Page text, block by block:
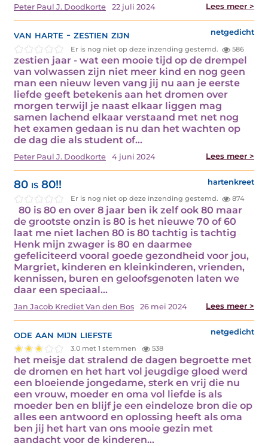
Peter Paul J. Doodkorte 22 juli 2024 Lees meer >
van harte - zestien zijn netgedicht
Er is nog niet op deze inzending gestemd. 586
zestien jaar - wat een mooie tijd op de drempel
van volwassen zijn niet meer kind en nog geen
man een nieuw leven vang jij nu aan je eerste
liefde geeft betekenis aan het dromen over
morgen terwijl je naast elkaar liggen mag
samen lachend elkaar verstaand met net nog
het examen gedaan is nu dan het wachten op
de dag die als student of…
Peter Paul J. Doodkorte 4 juni 2024 Lees meer >
80 is 80!! hartenkreet
Er is nog niet op deze inzending gestemd. 874
80 is 80 en over 8 jaar ben ik zelf ook 80 maar
de grootste onzin is 80 is het nieuwe 70 of 60
laat me niet lachen 80 is 80 tachtig is tachtig
Henk mijn zwager is 80 en daarmee
gefeliciteerd vooral goede gezondheid voor jou,
Margriet, kinderen en kleinkinderen, vrienden,
kennissen, buren en geloofsgenoten laten we
daar een speciaal…
Jan Jacob Krediet Van den Bos 26 mei 2024 Lees meer >
ode aan mijn liefste netgedicht
3.0 met 1 stemmen 538
het meisje dat stralend de dagen begroette met
de dromen en het hart vol jeugdige gloed werd
een bloeiende jongedame, sterk en vrij die nu
een vrouw, moeder en oma vol liefde is als
moeder ben en blijf je een eindeloze bron die op
alles een antwoord en oplossing heeft als oma
ben jij het hart van ons mooie gezin met
aandacht voor de kinderen…